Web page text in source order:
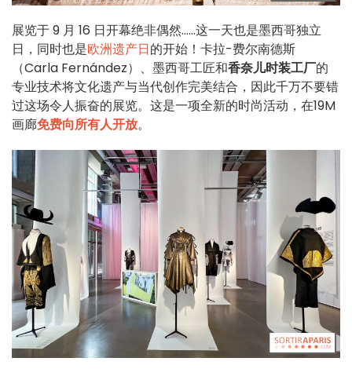
展览于 9 月 16 日开幕绝非偶然......这一天也是墨西哥独立
日，同时也是欧洲遗产日的开始！卡拉-费尔南德斯
（Carla Fernández）、墨西哥工匠和香奈儿时装工厂的
专业技术将文化遗产与当代创作完美结合，因此千万不要错
过这场令人振奋的展览。这是一项全新的时尚活动，在19M
画廊免费向所有人开放。